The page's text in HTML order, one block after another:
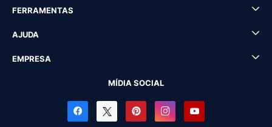
FERRAMENTAS
AJUDA
EMPRESA
MÍDIA SOCIAL